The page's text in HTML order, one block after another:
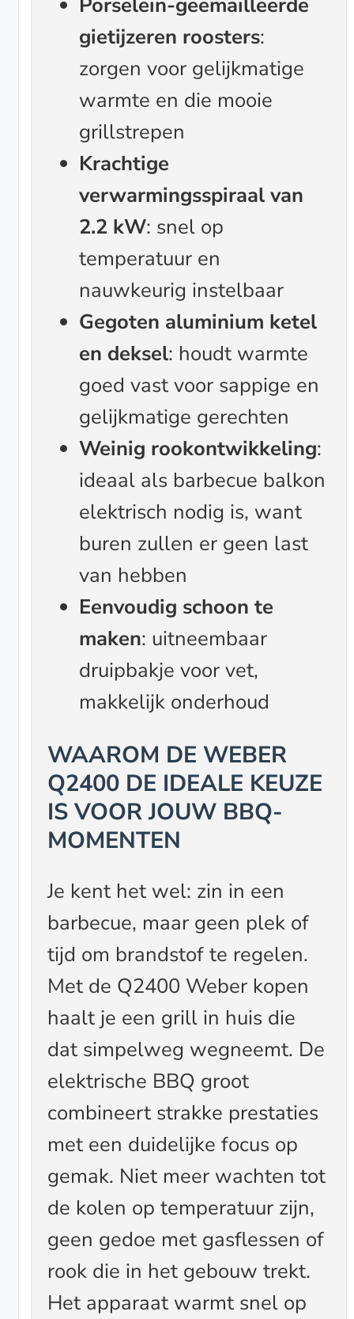
gietijzeren roosters:
zorgen voor gelijkmatige
warmte en die mooie
grillstrepen
Krachtige
verwarmingsspiraal van
2.2 kW: snel op
temperatuur en
nauwkeurig instelbaar
Gegoten aluminium ketel
en deksel: houdt warmte
goed vast voor sappige en
gelijkmatige gerechten
Weinig rookontwikkeling:
ideaal als barbecue balkon
elektrisch nodig is, want
buren zullen er geen last
van hebben
Eenvoudig schoon te
maken: uitneembaar
druipbakje voor vet,
makkelijk onderhoud
WAAROM DE WEBER
Q2400 DE IDEALE KEUZE
IS VOOR JOUW BBQ-
MOMENTEN
Je kent het wel: zin in een
barbecue, maar geen plek of
tijd om brandstof te regelen.
Met de Q2400 Weber kopen
haalt je een grill in huis die
dat simpelweg wegneemt. De
elektrische BBQ groot
combineert strakke prestaties
met een duidelijke focus op
gemak. Niet meer wachten tot
de kolen op temperatuur zijn,
geen gedoe met gasflessen of
rook die in het gebouw trekt.
Het apparaat warmt snel op